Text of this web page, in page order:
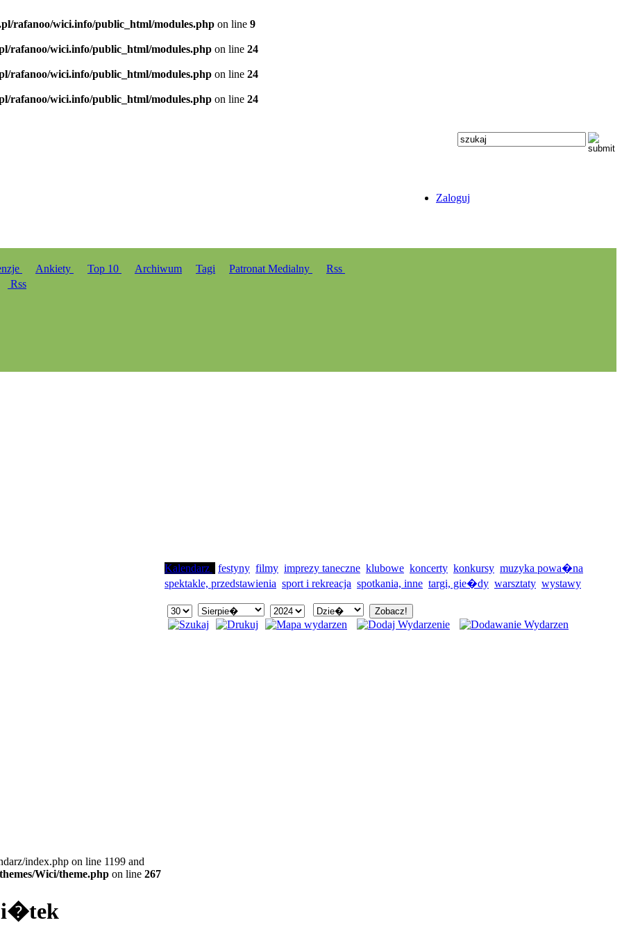
rafanoo/wici.info/public_html/modules.php on line 9
rafanoo/wici.info/public_html/modules.php on line 24
rafanoo/wici.info/public_html/modules.php on line 24
rafanoo/wici.info/public_html/modules.php on line 24
Zaloguj
Ankiety Top 10 Archiwum Tagi Patronat Medialny
Rss
Rss
index.php on line 1199 and
Wici/theme.php on line 267
Kalendarz festyny filmy imprezy taneczne klubowe koncerty konkursy muzyka powa�na
spektakle, przedstawienia sport i rekreacja spotkania, inne targi, gie�dy warsztaty wystawy